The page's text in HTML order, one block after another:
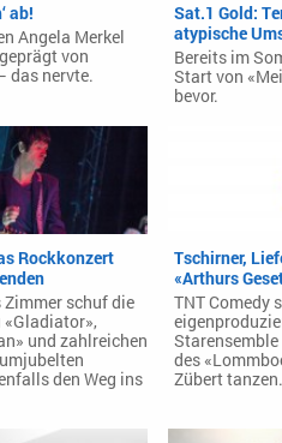
ab!
Angela Merkel
von
das nervte.
Sat.1 Gold:
atypische
Bereits im
Start von
bevor.
Rockkonzert
schuf die
«Gladiator»,
und zahlreichen
den Weg ins
Tschirner,
«Arthurs
TNT Comedy
des
Zübert tanzen.